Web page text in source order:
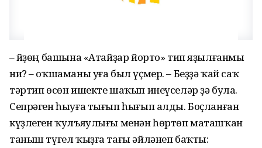
– Өйҙөң башына «Атайҙар йорто» тип яҙылғанмы
ни? – оҡшаманы уға был үҫмер. – Беҙҙә ҡай саҡ
тәртип өсөн ишекте шаҡып инеүселәр ҙә була.
Сепрәген һыуға тығып һығып алды. Боҫланған
күҙлеген ҡулъ­яу­лығы менән һөртөп маташҡан
таныш түгел ҡыҙға тағы әйләнеп баҡты: